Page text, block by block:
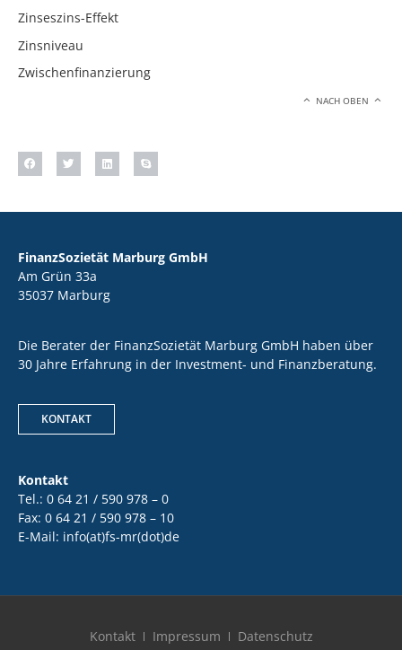
Zinseszins-Effekt
Zinsniveau
Zwischenfinanzierung
NACH OBEN
FinanzSozietät Marburg GmbH
Am Grün 33a
35037 Marburg
Die Berater der FinanzSozietät Marburg GmbH haben über
30 Jahre Erfahrung in der Investment- und Finanzberatung.
KONTAKT
Kontakt
Tel.: 0 64 21 / 590 978 – 0
Fax: 0 64 21 / 590 978 – 10
E-Mail: info(at)fs-mr(dot)de
Kontakt Impressum Datenschutz